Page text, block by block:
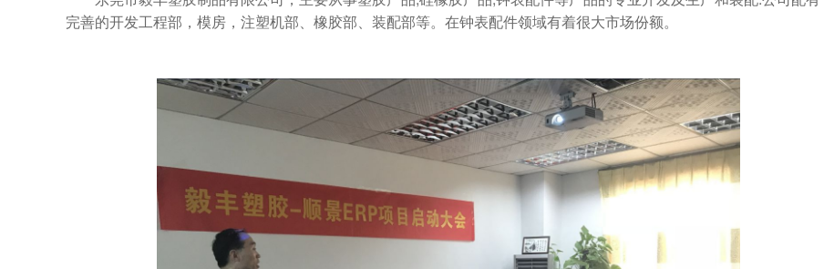
完善的开发工程部，模房，注塑机部、橡胶部、装配部等。在钟表配件领域有着很大市场份额。